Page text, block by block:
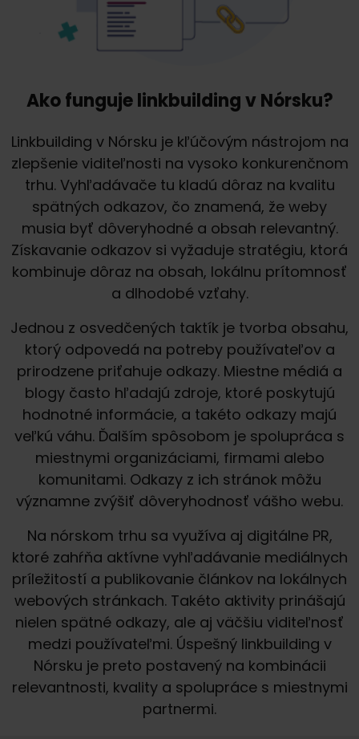
Ako funguje linkbuilding v Nórsku?
Linkbuilding v Nórsku je kľúčovým nástrojom na
zlepšenie viditeľnosti na vysoko konkurenčnom
trhu. Vyhľadávače tu kladú dôraz na kvalitu
spätných odkazov, čo znamená, že weby
musia byť dôveryhodné a obsah relevantný.
Získavanie odkazov si vyžaduje stratégiu, ktorá
kombinuje dôraz na obsah, lokálnu prítomnosť
a dlhodobé vzťahy.
Jednou z osvedčených taktík je tvorba obsahu,
ktorý odpovedá na potreby používateľov a
prirodzene priťahuje odkazy. Miestne médiá a
blogy často hľadajú zdroje, ktoré poskytujú
hodnotné informácie, a takéto odkazy majú
veľkú váhu. Ďalším spôsobom je spolupráca s
miestnymi organizáciami, firmami alebo
komunitami. Odkazy z ich stránok môžu
významne zvýšiť dôveryhodnosť vášho webu.
Na nórskom trhu sa využíva aj digitálne PR,
ktoré zahŕňa aktívne vyhľadávanie mediálnych
príležitostí a publikovanie článkov na lokálnych
webových stránkach. Takéto aktivity prinášajú
nielen spätné odkazy, ale aj väčšiu viditeľnosť
medzi používateľmi. Úspešný linkbuilding v
Nórsku je preto postavený na kombinácii
relevantnosti, kvality a spolupráce s miestnymi
partnermi.